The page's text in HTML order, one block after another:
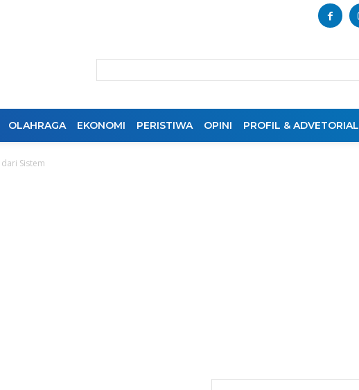
OLAHRAGA EKONOMI PERISTIWA OPINI PROFIL & ADVETORIAL
Sistem